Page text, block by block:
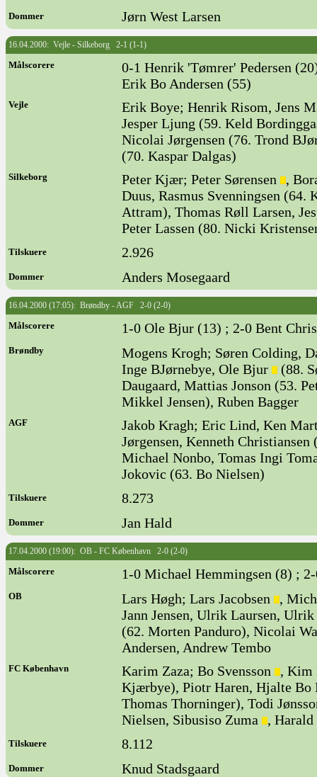
Dommer Jørn West Larsen
16.04.2000: Vejle - Silkeborg 2-1 (1-1)
Målscorere
0-1 Henrik 'Tømrer' Pedersen
Erik Bo Andersen (55)
Vejle
Erik Boye; Henrik Risom, Jens
Jesper Ljung (59. Keld
Nicolai Jørgensen (76. Trond
(70. Kaspar Dalgas)
Silkeborg Peter Kjær; Peter Sørensen
,
Duus, Rasmus Svenningsen (64.
Attram), Thomas Røll Larsen,
Peter Lassen (80. Nicki
Tilskuere 2.926
Dommer Anders Mosegaard
16.04.2000 (17:05): Brøndby - AGF 2-0 (2-0)
Målscorere 1-0 Ole Bjur (13) ; 2-0 Bent
Brøndby
Mogens Krogh; Søren Colding,
Inge BJørnebye, Ole Bjur
(88.
Daugaard, Mattias Jonson (53.
Mikkel Jensen), Ruben Bagger
AGF
Jakob Kragh; Eric Lind, Ken
Jørgensen, Kenneth
Michael Nonbo, Tomas Ingi
Jokovic (63. Bo Nielsen)
Tilskuere 8.273
Dommer Jan Hald
17.04.2000 (19:00): OB - FC København 2-0 (2-0)
Målscorere 1-0 Michael Hemmingsen (8) ;
OB Lars Høgh; Lars Jacobsen
,
Jann Jensen, Ulrik Laursen, Ulrik
(62. Morten Panduro), Nicolai
Andersen, Andrew Tembo
FC København Karim Zaza; Bo Svensson
, Kim
Kjærbye), Piotr Haren, Hjalte Bo
Thomas Thorninger), Todi
Nielsen, Sibusiso Zuma
,
Tilskuere 8.112
Dommer Knud Stadsgaard